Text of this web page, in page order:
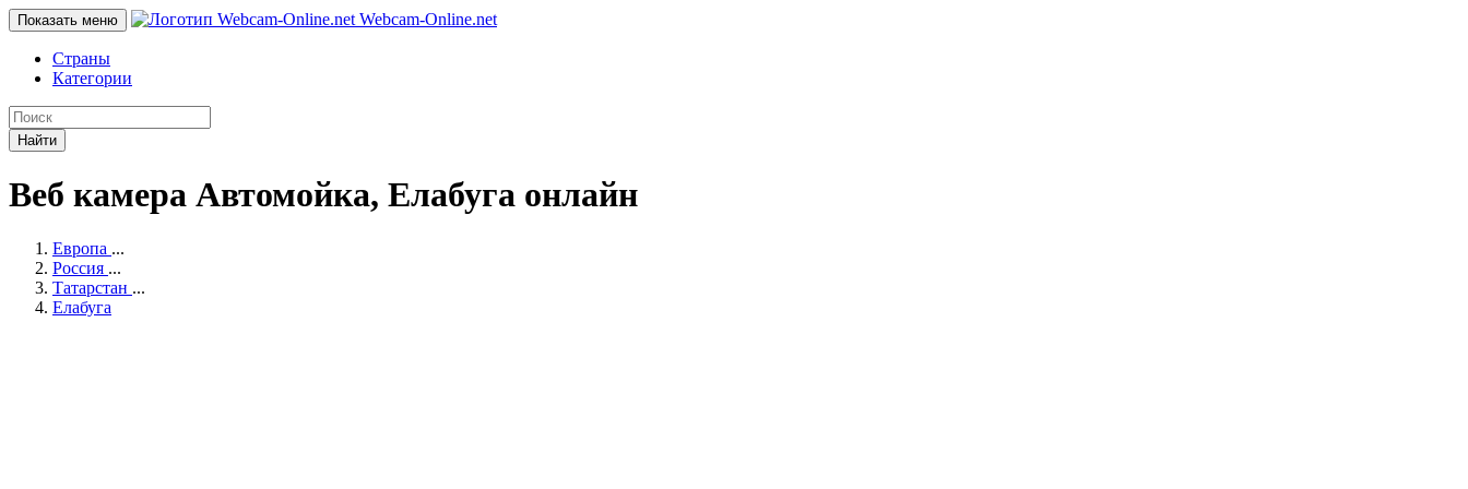
Показать меню Webcam-Online.net
Страны
Категории
Найти
Веб камера Автомойка, Елабуга онлайн
Европа ...
Россия ...
Татарстан ...
Елабуга